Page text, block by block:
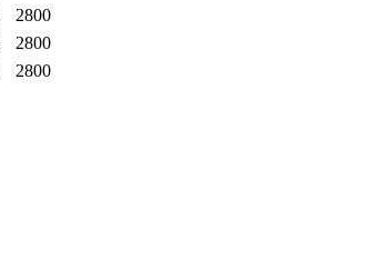
2800
2800
2800